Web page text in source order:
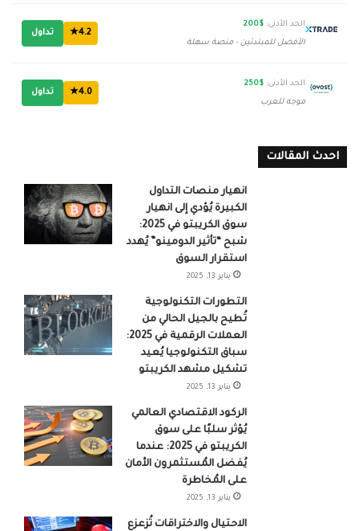
الحد الأدنى: $200
الأفضل للمبتدئين - منصة سهلة
4.2★ تداول
الحد الأدنى: $250
موجه للعرب
4.0★ تداول
احدث المقالات
انهيار منصات التداول
الكبيرة يُؤدي إلى انهيار
سوق الكريبتو في 2025:
شبح “تأثير الدومينو” يُهدد
استقرار السوق
يناير 13, 2025
التطورات التكنولوجية
تُطيح بالجيل الحالي من
العملات الرقمية في 2025:
سباق التكنولوجيا يُعيد
تشكيل مشهد الكريبتو
يناير 13, 2025
الركود الاقتصادي العالمي
يُؤثر سلبًا على سوق
الكريبتو في 2025: عندما
يُفضل المُستثمرون الأمان
على المُخاطرة
يناير 13, 2025
الاحتيال والاختراقات تُزعزع